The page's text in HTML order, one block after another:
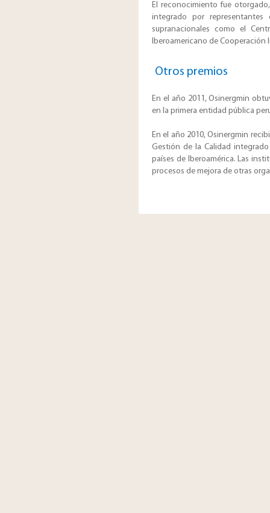
El reconocimiento fue
integrado por representantes
supranacionales como el
Iberoamericano de Cooperación
Otros premios
En el año 2011, Osinergmin
en la primera entidad pública
En el año 2010, Osinergmin
Gestión de la Calidad
países de Iberoamérica. Las
procesos de mejora de otras